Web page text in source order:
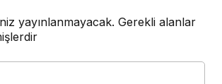
yayınlanmayacak. Gerekli alanlar